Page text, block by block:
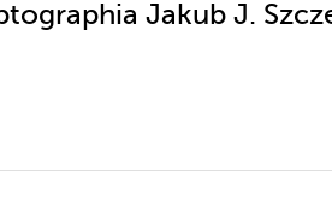
Jakub J.